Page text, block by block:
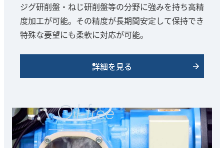
ジグ研削盤・ねじ研削盤等の分野に強みを持ち高精
度加工が可能。その精度が長期間安定して保持でき
特殊な要望にも柔軟に対応が可能。
詳細を見る